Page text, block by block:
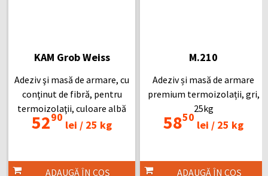
KAM Grob Weiss
Adeziv şi masă de armare, cu
conţinut de fibră, pentru
termoizolaţii, culoare albă
5290
lei / 25 kg
ADAUGĂ ÎN COȘ
M.210
Adeziv și masă de armare
premium termoizolații, gri,
25kg
5850
lei / 25 kg
ADAUGĂ ÎN COȘ